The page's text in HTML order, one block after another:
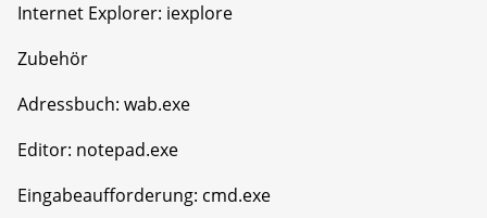
Internet Explorer: iexplore
Zubehör
Adressbuch: wab.exe
Editor: notepad.exe
Eingabeaufforderung: cmd.exe